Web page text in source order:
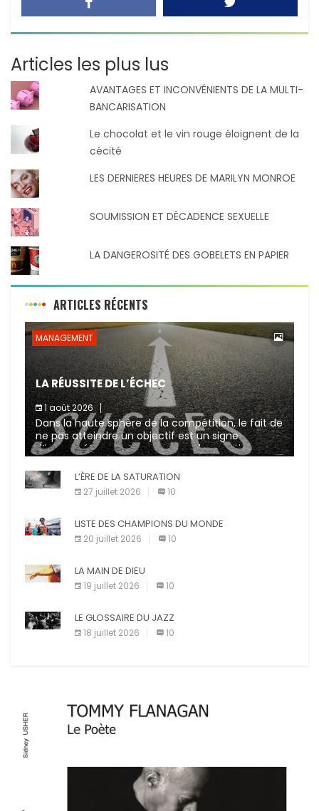
Articles les plus lus
AVANTAGES ET INCONVÉNIENTS DE LA MULTI-
BANCARISATION
Le chocolat et le vin rouge éloignent de la
cécité
LES DERNIERES HEURES DE MARILYN MONROE
SOUMISSION ET DÉCADENCE SEXUELLE
LA DANGEROSITÉ DES GOBELETS EN PAPIER
ARTICLES RÉCENTS
MANAGEMENT
LA RÉUSSITE DE L’ÉCHEC
1 août 2026
Dans la haute sphère de la compétition, le fait de
ne pas atteindre un objectif est un signe
d’incompétence et une source de sanctions
diverses (avertissement, […]
L’ÈRE DE LA SATURATION
27 juillet 2026 10
LISTE DES CHAMPIONS DU MONDE
20 juillet 2026 10
LA MAIN DE DIEU
19 juillet 2026 10
LE GLOSSAIRE DU JAZZ
18 juillet 2026 10